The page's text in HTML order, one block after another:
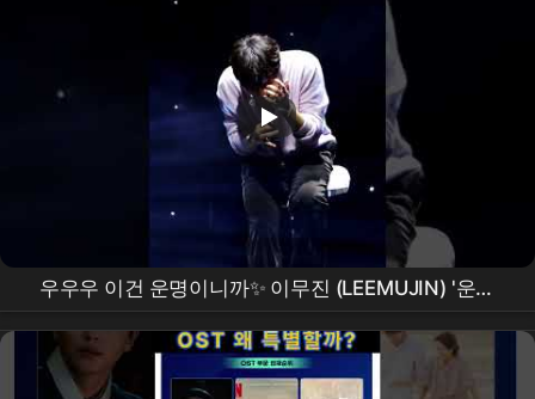
우우우 이건 운명이니까✨️ 이무진 (LEEMUJIN) '운명
( 천국보다 아름다운 OST)' 2025 이무진 소극장 콘서
트 [오늘의, eMUtion] DAY2